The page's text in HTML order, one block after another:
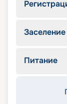
Заселение
Питание